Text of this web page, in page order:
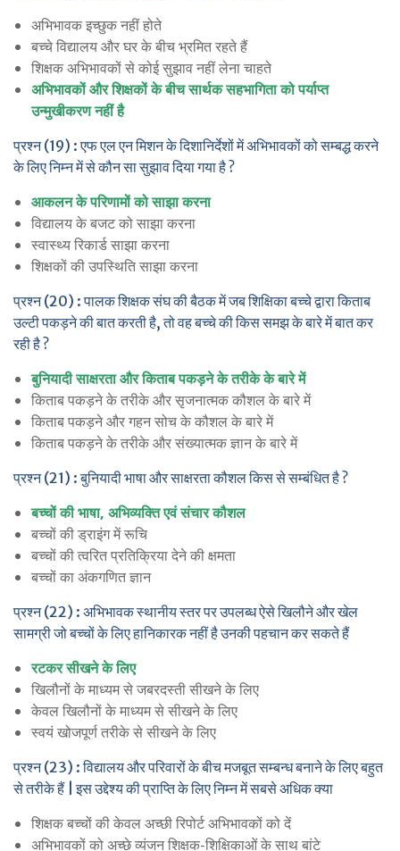
अभिभावक इच्छुक नहीं होते
बच्चे विद्यालय और घर के बीच भ्रमित रहते हैं
शिक्षक अभिभावकों से कोई सुझाव नहीं लेना चाहते
अभिभावकों और शिक्षकों के बीच सार्थक सहभागिता को पर्याप्त
उन्मुखीकरण नहीं है
प्रश्न (19) : एफ एल एन मिशन के दिशानिर्देशों में अभिभावकों को सम्बद्ध करने
के लिए निम्न में से कौन सा सुझाव दिया गया है ?
आकलन के परिणामों को साझा करना
विद्यालय के बजट को साझा करना
स्वास्थ्य रिकार्ड साझा करना
शिक्षकों की उपस्थिति साझा करना
प्रश्न (20) : पालक शिक्षक संघ की बैठक में जब शिक्षिका बच्चे द्वारा किताब
उल्टी पकड़ने की बात करती है, तो वह बच्चे की किस समझ के बारे में बात कर
रही है ?
बुनियादी साक्षरता और किताब पकड़ने के तरीके के बारे में
किताब पकड़ने के तरीके और सृजनात्मक कौशल के बारे में
किताब पकड़ने और गहन सोच के कौशल के बारे में
किताब पकड़ने के तरीके और संख्यात्मक ज्ञान के बारे में
प्रश्न (21) : बुनियादी भाषा और साक्षरता कौशल किस से सम्बंधित है ?
बच्चों की भाषा, अभिव्यक्ति एवं संचार कौशल
बच्चों की ड्राइंग में रूचि
बच्चों की त्वरित प्रतिक्रिया देने की क्षमता
बच्चों का अंकगणित ज्ञान
प्रश्न (22) : अभिभावक स्थानीय स्तर पर उपलब्ध ऐसे खिलौने और खेल
सामग्री जो बच्चों के लिए हानिकारक नहीं है उनकी पहचान कर सकते हैं
रटकर सीखने के लिए
खिलौनों के माध्यम से जबरदस्ती सीखने के लिए
केवल खिलौनों के माध्यम से सीखने के लिए
स्वयं खोजपूर्ण तरीके से सीखने के लिए
प्रश्न (23) : विद्यालय और परिवारों के बीच मजबूत सम्बन्ध बनाने के लिए बहुत
से तरीके हैं | इस उद्देश्य की प्राप्ति के लिए निम्न में सबसे अधिक क्या
शिक्षक बच्चों की केवल अच्छी रिपोर्ट अभिभावकों को दें
अभिभावकों को अच्छे व्यंजन शिक्षक-शिक्षिकाओं के साथ बांटे